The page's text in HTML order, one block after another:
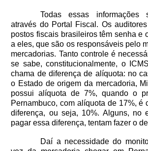
Todas essas informações
através do Portal Fiscal. Os
postos fiscais brasileiros têm senha e
a eles, que são os responsáveis pelo
mercadorias. Tanto controle é
se sabe, constitucionalmente, o
chama de diferença de alíquota: no
o Estado de origem da mercadoria,
possui alíquota de 7%, quando o
Pernambuco, com alíquota de 17%, é
diferença, ou seja, 10%. Alguns, no
pagar essa diferença, tentam fazer o
Daí a necessidade do